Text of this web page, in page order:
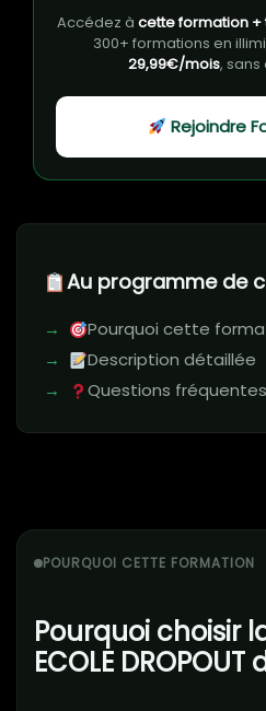
Au programme de
Pourquoi cette
Description détaillée
Questions fréquentes
POURQUOI CETTE FORMATION
Pourquoi choisir
ECOLE DROPOUT
Accédez à cette formation
300+ formations en
29,99€/mois,
Rejoindre